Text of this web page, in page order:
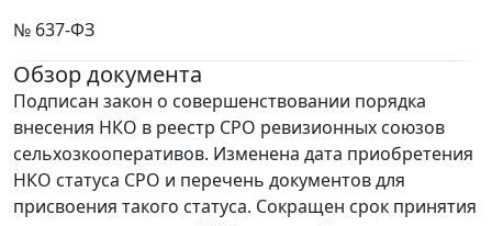
№ 637-ФЗ
Обзор документа
Подписан закон о совершенствовании порядка
внесения НКО в реестр СРО ревизионных союзов
сельхозкооперативов. Изменена дата приобретения
НКО статуса СРО и перечень документов для
присвоения такого статуса. Сокращен срок принятия